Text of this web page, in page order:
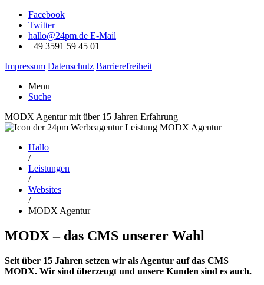
Facebook
Twitter
hallo@24pm.de E-Mail
+49 3591 59 45 01
Impressum Datenschutz Barrierefreiheit
Menu
Suche
MODX Agentur mit über 15 Jahren Erfahrung
Hallo
/
Leistungen
/
Websites
/
MODX Agentur
MODX – das CMS unserer Wahl
Seit über 15 Jahren setzen wir als Agentur auf das CMS
MODX. Wir sind überzeugt und unsere Kunden sind es auch.